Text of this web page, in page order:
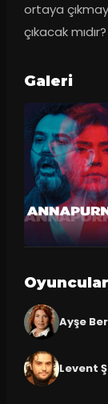
ortaya
çıkacak mıdır?
Galeri
Oyuncular
Ayşe
Levent